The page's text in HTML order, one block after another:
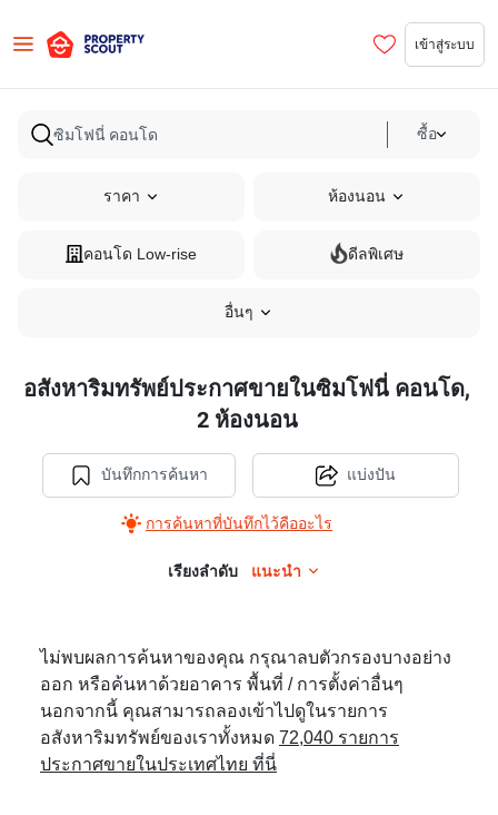
เข้าสู่ระบบ
ซื้อ
ราคา ห้องนอน
คอนโด Low-rise ดีลพิเศษ
อื่นๆ
อสังหาริมทรัพย์ประกาศขายในซิมโฟนี่ คอนโด,
2 ห้องนอน
บันทึกการค้นหา
การค้นหาที่บันทึกไว้คืออะไร
แบ่งปัน
เรียงลำดับ แนะนำ
ไม่พบผลการค้นหาของคุณ กรุณาลบตัวกรองบางอย่าง
ออก หรือค้นหาด้วยอาคาร พื้นที่ / การตั้งค่าอื่นๆ
นอกจากนี้ คุณสามารถลองเข้าไปดูในรายการ
อสังหาริมทรัพย์ของเราทั้งหมด 72,040 รายการ
ประกาศขายในประเทศไทย ที่นี่